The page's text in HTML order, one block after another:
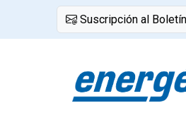
Suscripción al Boletín